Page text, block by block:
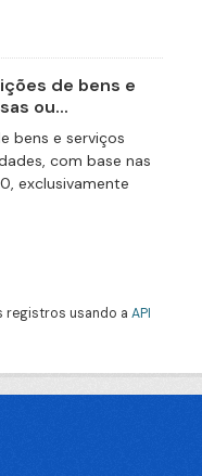
de bens e
ou...
bens e serviços
com base nas
exclusivamente
registros usando a API